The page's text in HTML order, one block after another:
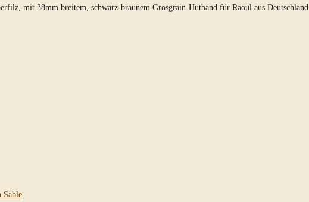
mit 38mm breitem, schwarz-braunem Grosgrain-Hutband für Raoul aus Deutschland